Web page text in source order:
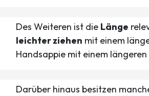
Des Weiteren ist die Länge
leichter ziehen mit einem
Handsappie mit einem
Darüber hinaus besitzen